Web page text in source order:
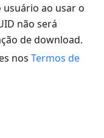
usuário ao usar o
não será
de download.
nos Termos de